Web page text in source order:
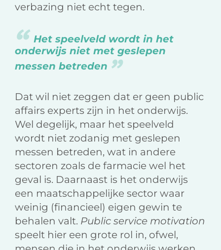
verbazing niet echt tegen.
Het speelveld wordt in het
onderwijs niet met geslepen
messen betreden
Dat wil niet zeggen dat er geen public
affairs experts zijn in het onderwijs.
Wel degelijk, maar het speelveld
wordt niet zodanig met geslepen
messen betreden, wat in andere
sectoren zoals de farmacie wel het
geval is. Daarnaast is het onderwijs
een maatschappelijke sector waar
weinig (financieel) eigen gewin te
behalen valt. Public service motivation
speelt hier een grote rol in, ofwel,